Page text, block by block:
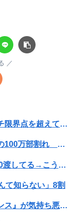
【悲報】週間少年ジャンプの「グッズ(43億円分)」を注文し全てキャンセルした女逮捕ｗｗｗｗｗｗｗｗ
【動画】地震発生時の熊本総合病院の手術室の様子が(((ﾟДﾟ)))
独身時代毎朝トメに駅まで送ってもらってた夫「おい駅まで送れよ」私「だって子供寝てるのよ」夫「起こせばいいだろ！」私「歩いて行ける距離でしょう！」夫「俺は仕事なんだぞ！」
【動画】韓国アイドルさん、ヱチヱチ限界点を超えてしまう
【悲報】週刊少年ジャンプ、史上初の100万部割れ 全盛期653万部から98万部に…紙の雑誌「100万部超え」が消滅
デリヘルでオキニに毎回チップ10000渡してる→こうなるwww
て知らない」8割
【動画】女子中学生の『チン媚びダンス』が気持ち悪い🤮